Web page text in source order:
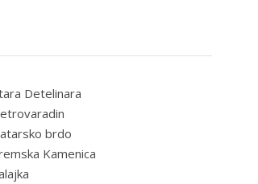
Detelinara
brdo
Kamenica